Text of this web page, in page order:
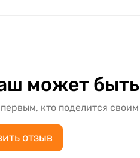
может
кто поделится
отзыв